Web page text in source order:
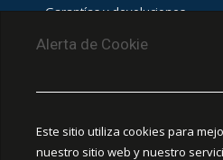
Alerta de Cookie
Este sitio utiliza cookies para
nuestro sitio web y nuestro
Garantías y devoluciones
PUNTOS DE RECOLECCIÓN
CEDIS Guadalajara
Amapola #380, La Aurora,